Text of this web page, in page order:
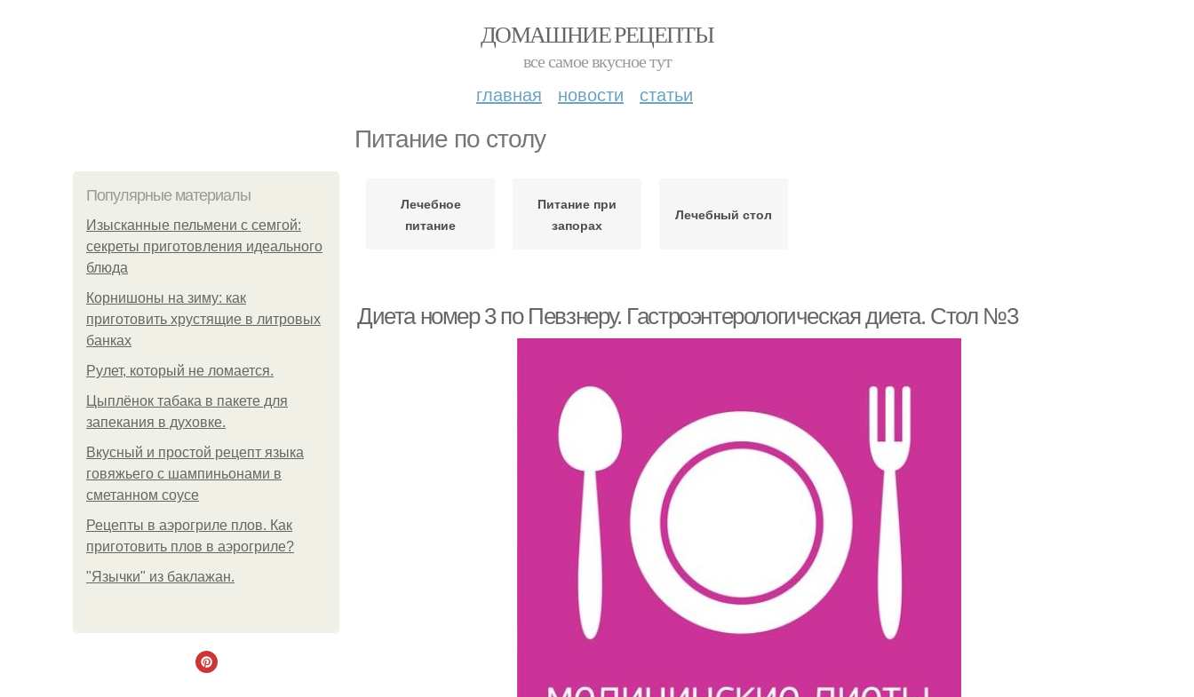
ДОМАШНИЕ РЕЦЕПТЫ
все самое вкусное тут
главная новости статьи
Питание по столу
Популярные материалы
Изысканные пельмени с семгой:
секреты приготовления идеального
блюда
Корнишоны на зиму: как
приготовить хрустящие в литровых
банках
Рулет, который не ломается.
Цыплёнок табака в пакете для
запекания в духовке.
Вкусный и простой рецепт языка
говяжьего с шампиньонами в
сметанном соусе
Рецепты в аэрогриле плов. Как
приготовить плов в аэрогриле?
"Язычки" из баклажан.
Лечебное
питание
Питание при
запорах
Лечебный стол
Диета номер 3 по Певзнеру. Гастроэнтерологическая диета. Стол №3